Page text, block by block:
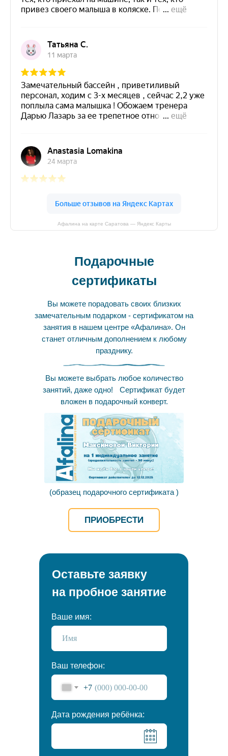
Афалина на карте Саратова — Яндекс Карты
Подарочные
сертификаты
Вы можете выбрать любое количество
занятий, даже одно! Сертификат будет
вложен в подарочный конверт.
Вы можете порадовать своих близких
замечательным подарком - сертификатом на
занятия в нашем центре «Афалина». Он
станет отличным дополнением к любому
празднику.
(образец подарочного сертификата )
ПРИОБРЕСТИ
Оставьте заявку
на пробное занятие
Ваше имя:
Ваш телефон:
+7
Дата рождения ребёнка: